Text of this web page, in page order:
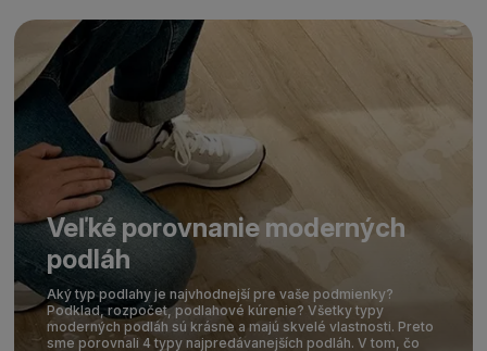
Veľké porovnanie moderných
podláh
Aký typ podlahy je najvhodnejší pre vaše podmienky?
Podklad, rozpočet, podlahové kúrenie? Všetky typy
moderných podláh sú krásne a majú skvelé vlastnosti. Preto
sme porovnali 4 typy najpredávanejších podláh. V tom, čo